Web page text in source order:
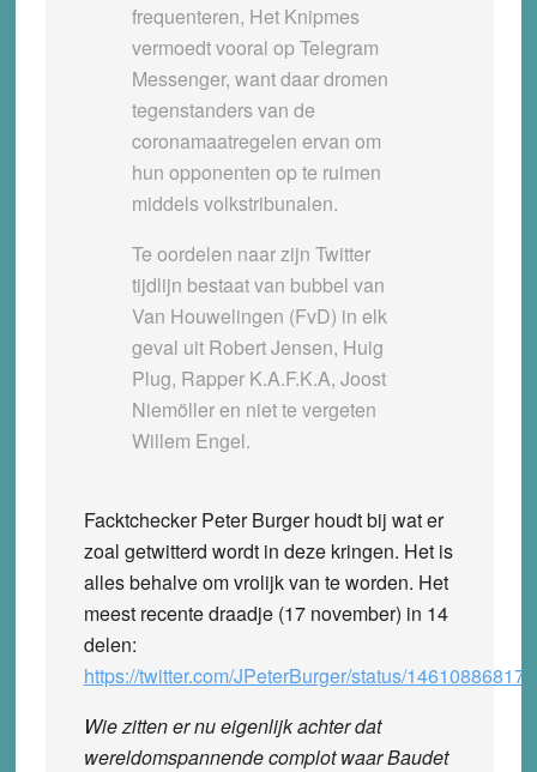
frequenteren, Het Knipmes
vermoedt vooral op Telegram
Messenger, want daar dromen
tegenstanders van de
coronamaatregelen ervan om
hun opponenten op te ruimen
middels volkstribunalen.
Te oordelen naar zijn Twitter
tijdlijn bestaat van bubbel van
Van Houwelingen (FvD) in elk
geval uit Robert Jensen, Huig
Plug, Rapper K.A.F.K.A, Joost
Niemöller en niet te vergeten
Willem Engel.
Facktchecker Peter Burger houdt bij wat er
zoal getwitterd wordt in deze kringen. Het is
alles behalve om vrolijk van te worden. Het
meest recente draadje (17 november) in 14
delen:
https://twitter.com/JPeterBurger/status/
Wie zitten er nu eigenlijk achter dat
wereldomspannende complot waar Baudet